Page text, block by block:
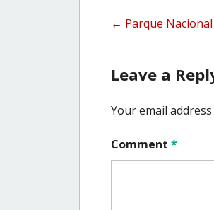
Post
← Parque
Leave a
Your email
Comment *